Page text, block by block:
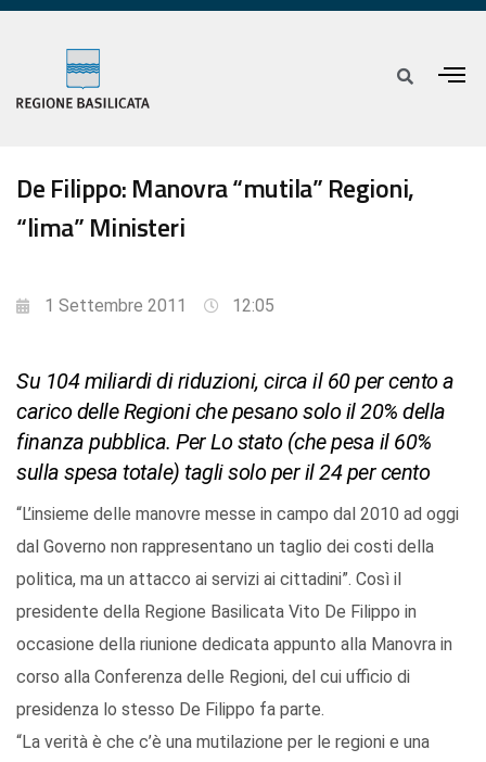
De Filippo: Manovra “mutila” Regioni,
“lima” Ministeri
1 Settembre 2011 12:05
Su 104 miliardi di riduzioni, circa il 60 per cento a
carico delle Regioni che pesano solo il 20% della
finanza pubblica. Per Lo stato (che pesa il 60%
sulla spesa totale) tagli solo per il 24 per cento
“L’insieme delle manovre messe in campo dal 2010 ad oggi
dal Governo non rappresentano un taglio dei costi della
politica, ma un attacco ai servizi ai cittadini”. Così il
presidente della Regione Basilicata Vito De Filippo in
occasione della riunione dedicata appunto alla Manovra in
corso alla Conferenza delle Regioni, del cui ufficio di
presidenza lo stesso De Filippo fa parte.
“La verità è che c’è una mutilazione per le regioni e una